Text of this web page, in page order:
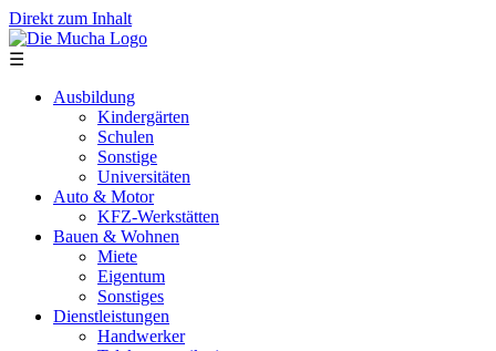
Direkt zum Inhalt
☰
Ausbildung
Kindergärten
Schulen
Sonstige
Universitäten
Auto & Motor
KFZ-Werkstätten
Bauen & Wohnen
Miete
Eigentum
Sonstiges
Dienstleistungen
Handwerker